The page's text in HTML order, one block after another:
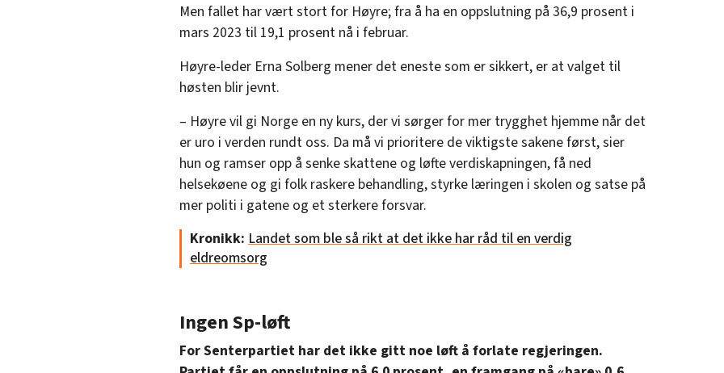
Men fallet har vært stort for Høyre; fra å ha en oppslutning på 36,9 prosent i
mars 2023 til 19,1 prosent nå i februar.
Høyre-leder Erna Solberg mener det eneste som er sikkert, er at valget til
høsten blir jevnt.
– Høyre vil gi Norge en ny kurs, der vi sørger for mer trygghet hjemme når det
er uro i verden rundt oss. Da må vi prioritere de viktigste sakene først, sier
hun og ramser opp å senke skattene og løfte verdiskapningen, få ned
helsekøene og gi folk raskere behandling, styrke læringen i skolen og satse på
mer politi i gatene og et sterkere forsvar.
Kronikk: Landet som ble så rikt at det ikke har råd til en verdig
eldreomsorg
Ingen Sp-løft
For Senterpartiet har det ikke gitt noe løft å forlate regjeringen.